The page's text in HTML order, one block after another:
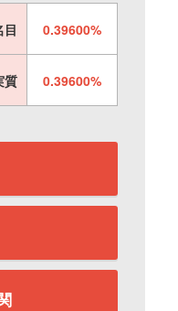
目 0.39600%
質 0.39600%